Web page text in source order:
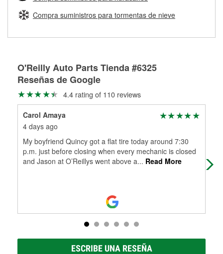
Herramientas de O'Reilly
pueden ser reutilizados, podemos ayudarte a encontrar las
partes de reemplazo correctas para tu reparación.
Rectificación de tambores y discos de freno
Compra suministros para tormentas de nieve
O'Reilly Auto Parts Tienda #6325
Reseñas de Google
4.4 rating of 110 reviews
Carol Amaya
4 days ago
My boyfriend Quincy got a flat tire today around 7:30
p.m. just before closing when every mechanic is closed
and Jason at O’Reillys went above a... Read More
ESCRIBE UNA RESEÑA